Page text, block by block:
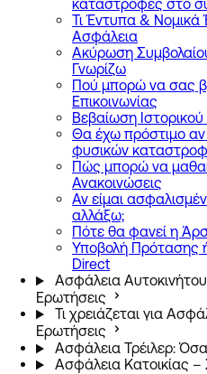
καταστροφές στο
Τι Έντυπα & Νομικά
Ασφάλεια
Ακύρωση
Γνωρίζω
Πού μπορώ να σας
Επικοινωνίας
Βεβαίωση
Θα έχω πρόστιμο
φυσικών
Πώς μπορώ να
Ανακοινώσεις
Αν είμαι
αλλάξω;
Πότε θα φανεί η
Υποβολή Πρότασης
Direct
Ασφάλεια
Ερωτήσεις
Τι χρειάζεται για
Ερωτήσεις
Ασφάλεια Τρέιλερ:
Ασφάλεια Κατοικίας